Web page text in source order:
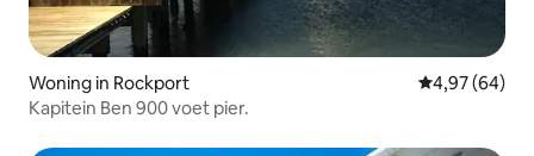
Woning in Rockport Gemiddelde
4,97 (64)
Kapitein Ben 900 voet pier.